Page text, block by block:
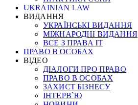
UKRAINIAN LAW
ВИДАННЯ
УКРАЇНСЬКІ ВИДАННЯ
МІЖНАРОДНІ ВИДАННЯ
ВСЕ З ПРАВА ІТ
ПРАВО В ОСОБАХ
ВІДЕО
ДІАЛОГИ ПРО ПРАВО
ПРАВО В ОСОБАХ
ЗАХИСТ БІЗНЕСУ
ІНТЕРВ`Ю